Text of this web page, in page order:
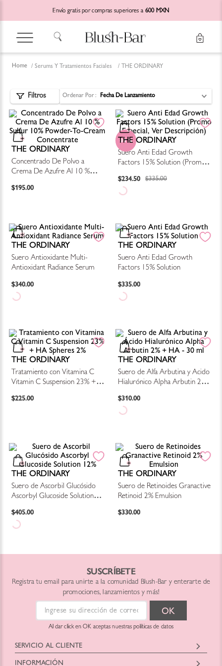
Envío gratis por compras superiores a 600 MXN
Serums Y Tratamientos Faciales THE ORDINARY
Ordenar Por Fecha De Lanzamiento
THE ORDINARY
Concentrado De Polvo a
Crema De Azufre Al 10 %
Concentrate
$195.00
30 %
THE ORDINARY
Suero Anti Edad Growth
Factors 15% Solution (Promo
$234.50 $335.00
THE ORDINARY
Suero Antioxidante Multi-
Antioxidant Radiance Serum
$340.00
THE ORDINARY
Suero Anti Edad Growth
Factors 15% Solution
$335.00
THE ORDINARY
Tratamiento con Vitamina C
Vitamin C Suspension 23% +
$225.00
THE ORDINARY
Suero de Alfa Arbutina y Ácido
Hialurónico Alpha Arbutin 2%
$310.00
THE ORDINARY
Suero de Ascorbil Glucósido
Ascorbyl Glucoside Solution
$405.00
THE ORDINARY
Suero de Retinoides Granactive
Retinoid 2% Emulsion
$330.00
SUSCRÍBETE
Registra tu email para unirte a la comunidad Blush-Bar y enterarte de
promociones, lanzamientos y más!
Al dar click en OK aceptas nuestras políticas de datos
SERVICIO AL CLIENTE
Horario: Lunes a Viernes
INFORMACIÓN